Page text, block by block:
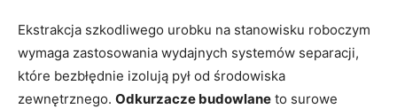
Ekstrakcja szkodliwego urobku na stanowisku roboczym
wymaga zastosowania wydajnych systemów separacji,
które bezbłędnie izolują pył od środowiska
zewnętrznego. Odkurzacze budowlane to surowe